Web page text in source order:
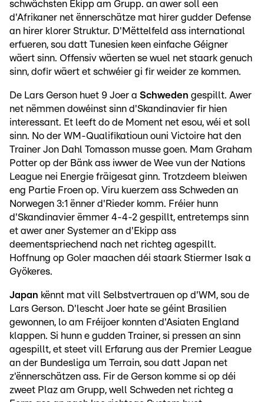
schwächsten Ekipp am Grupp. an awer soll een
d'Afrikaner net ënnerschätze mat hirer gudder Defense
an hirer klorer Struktur. D'Mëttelfeld ass international
erfueren, sou datt Tunesien keen einfache Géigner
wäert sinn. Offensiv wäerten se wuel net staark genuch
sinn, dofir wäert et schwéier gi fir weider ze kommen.
De Lars Gerson huet 9 Joer a Schweden gespillt. Awer
net nëmmen dowéinst sinn d'Skandinavier fir hien
interessant. Et leeft do de Moment net esou, wéi et soll
sinn. No der WM-Qualifikatioun ouni Victoire hat den
Trainer Jon Dahl Tomasson musse goen. Mam Graham
Potter op der Bänk ass iwwer de Wee vun der Nations
League nei Energie fräigesat ginn. Trotzdeem bleiwen
eng Partie Froen op. Viru kuerzem ass Schweden an
Norwegen 3:1 ënner d'Rieder komm. Fréier hunn
d'Skandinavier ëmmer 4-4-2 gespillt, entretemps sinn
et awer aner Systemer an d'Ekipp ass
deementspriechend nach net richteg agespillt.
Hoffnung op Goler maachen déi staark Stiermer Isak a
Gyökeres.
Japan kënnt mat vill Selbstvertrauen op d'WM, sou de
Lars Gerson. D'lescht Joer hate se géint Brasilien
gewonnen, lo am Fréijoer konnten d'Asiaten England
klappen. Si hunn e gudden Trainer, si pressen an sinn
agespillt, et steet vill Erfarung aus der Premier League
an der Bundesliga um Terrain, sou datt Japan net
z'ënnerschätzen ass. Fir de Gerson komme si op déi
zweet Plaz am Grupp, well Schweden net richteg a